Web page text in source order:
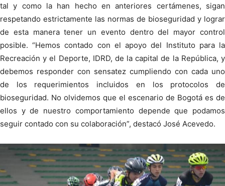
tal y como la han hecho en anteriores certámenes, sigan
respetando estrictamente las normas de bioseguridad y lograr
de esta manera tener un evento dentro del mayor control
posible. “Hemos contado con el apoyo del Instituto para la
Recreación y el Deporte, IDRD, de la capital de la República, y
debemos responder con sensatez cumpliendo con cada uno
de los requerimientos incluidos en los protocolos de
bioseguridad. No olvidemos que el escenario de Bogotá es de
ellos y de nuestro comportamiento depende que podamos
seguir contado con su colaboración”, destacó José Acevedo.